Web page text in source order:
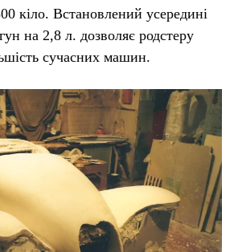
кіло. Встановлений усередині
на 2,8 л. дозволяє родстеру
сучасних машин.